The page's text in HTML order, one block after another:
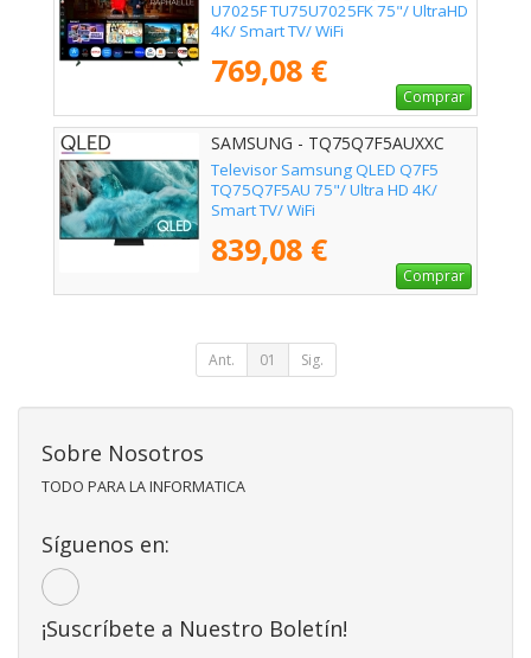
U7025F TU75U7025FK 75"/ UltraHD
4K/ Smart TV/ WiFi
769,08 €
Comprar
SAMSUNG - TQ75Q7F5AUXXC
Televisor Samsung QLED Q7F5
TQ75Q7F5AU 75"/ Ultra HD 4K/
Smart TV/ WiFi
839,08 €
Comprar
Ant. 01 Sig.
Sobre Nosotros
TODO PARA LA INFORMATICA
Síguenos en:
¡Suscríbete a Nuestro Boletín!